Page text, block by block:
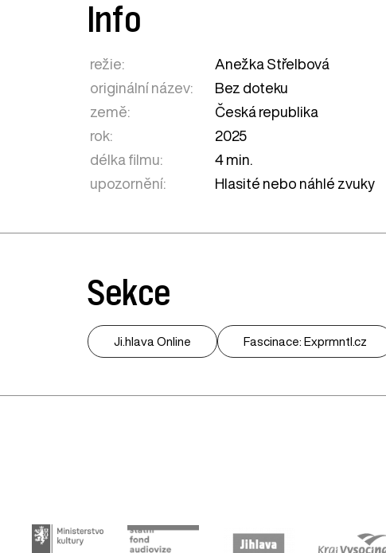
Info
režie:
Anežka Střelbová
originální název:
Bez doteku
země:
Česká republika
rok:
2025
délka filmu:
4 min.
upozornění:
Hlasité nebo náhlé zvuky
Sekce
Ji.hlava Online Fascinace: Exprmntl.cz